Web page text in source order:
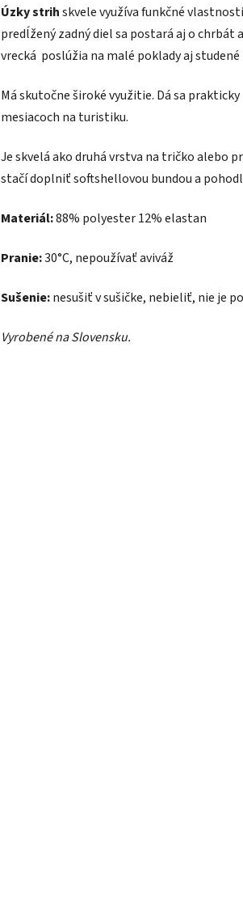
Úzky strihskvele využíva funkčné
predĺžený zadný diel sa postará aj o
vrecká poslúžia na malé poklady aj studené
Má skutočne široké využitie. Dá sa
mesiacoch na turistiku.
Je skvelá ako druhá vrstva na tričko alebo
stačí doplniť softshellovou bundou a
Materiál:88% polyester 12% elastan
Pranie:30°C, nepoužívať aviváž
Sušenie:nesušiť v sušičke, nebieliť, nie je
Vyrobené na Slovensku.